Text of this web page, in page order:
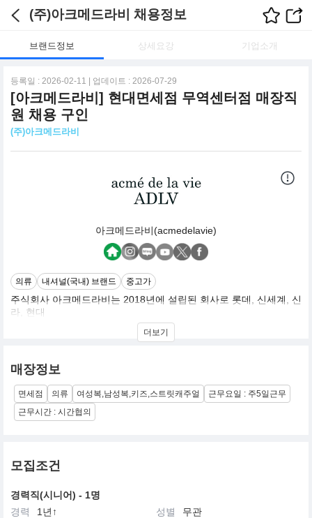
(주)아크메드라비 채용정보
브랜드정보 상세요강 기업소개
등록일 : 2026-02-11 | 업데이트 : 2026-07-29
[아크메드라비] 현대면세점 무역센터점 매장직
원 채용 구인
(주)아크메드라비
아크메드라비(acmedelavie)
의류 내셔널(국내) 브랜드 중고가
주식회사 아크메드라비는 2018년에 설립된 회사로 롯데, 신세계, 신
라, 현대
지점사원수 100명 규모의 중소기업입니다.
국내 쇼룸은 서울 강남구 선릉로152길 34 (청담동)에 위치하고 있으
며,
더보기
매장정보
면세점 의류 여성복,남성복,키즈,스트릿캐주얼
근무요일 : 주5일근무
근무시간 : 시간협의
모집조건
경력직(시니어) - 1명
경력
1년↑ 성별
무관